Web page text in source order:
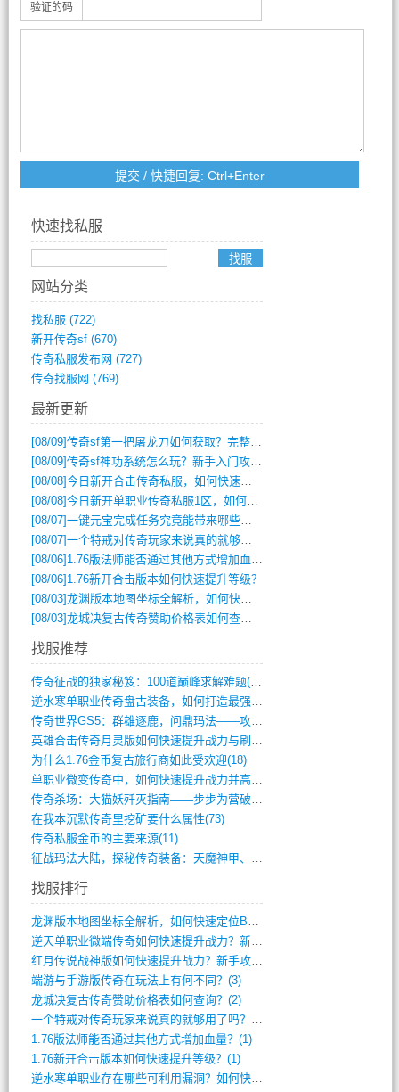
验证的码
快速找私服
网站分类
找私服 (722)
新开传奇sf(670)
传奇私服发布网 (727)
传奇找服网 (769)
最新更新
[08/09]传奇sf第一把屠龙刀如何获取？完整攻略揭秘
[08/09]传奇sf神功系统怎么玩？新手入门攻略全解析
[08/08]今日新开合击传奇私服，如何快速提升角色战力？
[08/08]今日新开单职业传奇私服1区，如何快速升级与获取顶级装备？
[08/07]一键元宝完成任务究竟能带来哪些超值优势？
[08/07]一个特戒对传奇玩家来说真的就够用了吗？
[08/06] 1.76版法师能否通过其他方式增加血量？
[08/06] 1.76新开合击版本如何快速提升等级？
[08/03]龙渊版本地图坐标全解析，如何快速定位BOSS位置？
[08/03]龙城决复古传奇赞助价格表如何查询？
找服推荐
传奇征战的独家秘笈：100道巅峰求解难题(366)
逆水寒单职业传奇盘古装备，如何打造最强战(491)
传奇世界GS5：群雄逐鹿，问鼎玛法——攻(626)
英雄合击传奇月灵版如何快速提升战力与刷装(381)
为什么1.76金币复古旅行商如此受欢迎(18)
单职业微变传奇中，如何快速提升战力并高效(5)
传奇杀场：大猫妖歼灭指南——步步为营破强(347)
在我本沉默传奇里挖矿要什么属性(73)
传奇私服金币的主要来源(11)
征战玛法大陆，探秘传奇装备：天魔神甲、屠(870)
找服排行
龙渊版本地图坐标全解析，如何快速定位BO(4)
逆天单职业微端传奇如何快速提升战力？新手(4)
红月传说战神版如何快速提升战力？新手攻略(3)
端游与手游版传奇在玩法上有何不同？(3)
龙城决复古传奇赞助价格表如何查询？(2)
一个特戒对传奇玩家来说真的就够用了吗？(1)
1.76版法师能否通过其他方式增加血量？(1)
1.76新开合击版本如何快速提升等级？(1)
逆水寒单职业存在哪些可利用漏洞？如何快速(1)